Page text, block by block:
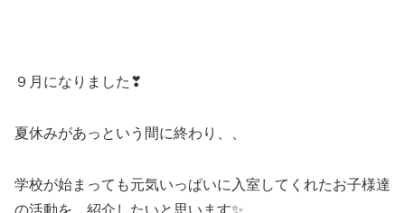
９月になりました❣
夏休みがあっという間に終わり、、
学校が始まっても元気いっぱいに入室してくれたお子様達
の活動を、紹介したいと思います✨